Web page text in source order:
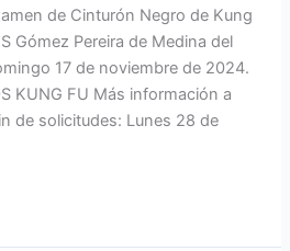
de Cinturón Negro de Kung
Gómez Pereira de Medina del
17 de noviembre de 2024.
KUNG FU Más información a
de solicitudes: Lunes 28 de